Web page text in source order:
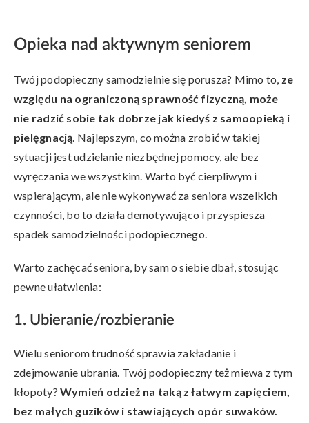
Opieka nad aktywnym seniorem
Twój podopieczny samodzielnie się porusza? Mimo to, ze
względu na ograniczoną sprawność fizyczną, może
nie radzić sobie tak dobrze jak kiedyś z samoopieką i
pielęgnacją. Najlepszym, co można zrobić w takiej
sytuacji jest udzielanie niezbędnej pomocy, ale bez
wyręczania we wszystkim. Warto być cierpliwym i
wspierającym, ale nie wykonywać za seniora wszelkich
czynności, bo to działa demotywująco i przyspiesza
spadek samodzielności podopiecznego.
Warto zachęcać seniora, by sam o siebie dbał, stosując
pewne ułatwienia:
1. Ubieranie/rozbieranie
Wielu seniorom trudność sprawia zakładanie i
zdejmowanie ubrania. Twój podopieczny też miewa z tym
kłopoty?Wymień odzież na taką z łatwym zapięciem,
bez małych guzików i stawiających opór suwaków.